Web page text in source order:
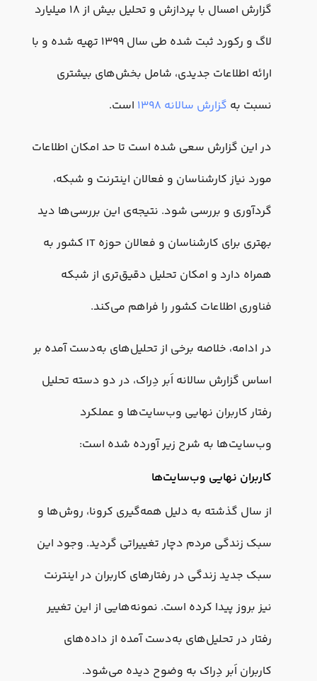
گزارش امسال با پردازش و تحلیل بیش از ۱۸ میلیارد
لاگ و رکورد ثبت شده طی سال ۱۳۹۹ تهیه شده و با
ارائه اطلاعات جدیدی، شامل بخش‌های بیشتری
نسبت به گزارش سالانه ۱۳۹۸ است.
در این گزارش سعی شده است تا حد امکان اطلاعات
مورد نیاز کارشناسان و فعالان اینترنت و شبکه،
گردآوری و بررسی شود. نتیجه‌ی این بررسی‌ها دید
بهتری برای کارشناسان و فعالان حوزه IT کشور به
همراه دارد و امکان تحلیل دقیق‌تری از شبکه
فناوری اطلاعات کشور را فراهم می‌کند.
در ادامه، خلاصه برخی از تحلیل‌های به‌دست آمده بر
اساس گزارش سالانه اَبر دِراک، در دو دسته تحلیل
رفتار کاربران نهایی وب‌سایت‌ها و عملکرد
وب‌سایت‌ها به شرح زیر آورده شده است:
کاربران نهایی وب‌سایت‌ها
از سال گذشته به دلیل همه‌گیری کرونا، روش‌ها و
سبک زندگی مردم دچار تغییراتی گردید. وجود این
سبک جدید زندگی در رفتارهای کاربران در اینترنت
نیز بروز پیدا کرده است. نمونه‌هایی از این تغییر
رفتار در تحلیل‌های به‌دست آمده از داده‌های
کاربران اَبر دِراک به وضوح دیده می‌شود.